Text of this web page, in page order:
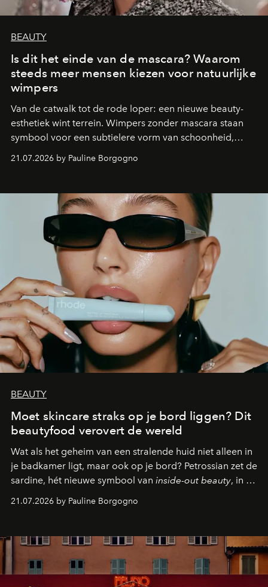
BEAUTY
Is dit het einde van de mascara? Waarom
steeds meer mensen kiezen voor natuurlijke
wimpers
Van de catwalk tot de rode loper: een nieuwe beauty-
esthetiek wint terrein. Wimpers zonder mascara staan
symbool voor een subtielere vorm van schoonheid,
waarin zelfvertrouwen belangrijker is dan een overvloed
aan make-up.
21.07.2026 by Pauline Borgogno
BEAUTY
Moet skincare straks op je bord liggen? Dit
beautyfood verovert de wereld
Wat als het geheim van een stralende huid niet alleen in
je badkamer ligt, maar ook op je bord? Petrossian zet de
sardine, hét nieuwe symbool van inside-out beauty, in de
kijker met twee gastronomische creaties.
21.07.2026 by Pauline Borgogno